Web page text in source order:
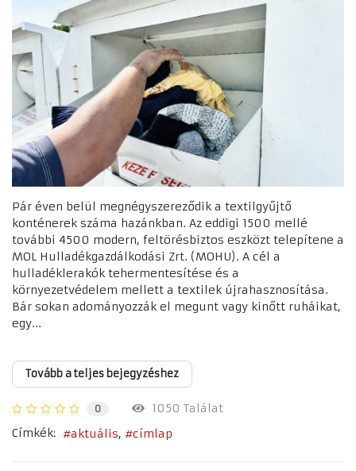
Pár éven belül megnégyszereződik a textilgyűjtő
konténerek száma hazánkban. Az eddigi 1500 mellé
további 4500 modern, feltörésbiztos eszközt telepítene a
MOL Hulladékgazdálkodási Zrt. (MOHU). A cél a
hulladéklerakók tehermentesítése és a
környezetvédelem mellett a textilek újrahasznosítása.
Bár sokan adományozzák el megunt vagy kinőtt ruháikat,
egy...
Tovább a teljes bejegyzéshez
0
1050 Találat
Címkék:
aktuális címlap